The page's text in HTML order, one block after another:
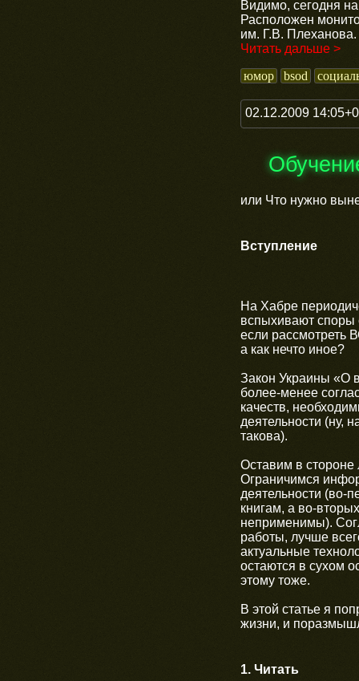
Видимо, сегодня
Расположен
им. Г.В. Плеханова.
Читать дальше >
юмор
bsod
02.12.2009
или Что нужно
Вступление
На Хабре
вспыхивают споры
если рассмотреть
а как нечто иное?
Закон Украины «О
более-менее
качеств,
деятельности (ну,
такова).
Оставим в стороне
Ограничимся
деятельности (во-
книгам, а во-
неприменимы).
работы, лучше
актуальные
остаются в сухом
этому тоже.
В этой статье я
жизни, и
1. Читать